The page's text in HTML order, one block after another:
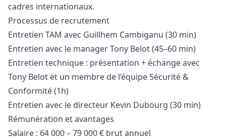
cadres internationaux.
Processus de recrutement
Entretien TAM avec Guillhem Cambiganu (30 min)
Entretien avec le managerTony Belot (45–60 min)
Entretien technique : présentation + échange avec
Tony Belot et un membre de l’équipe Sécurité &
Conformité (1h)
Entretien avec le directeur Kevin Dubourg (30 min)
Rémunération et avantages
Salaire : 64 000 – 79 000 € brut annuel